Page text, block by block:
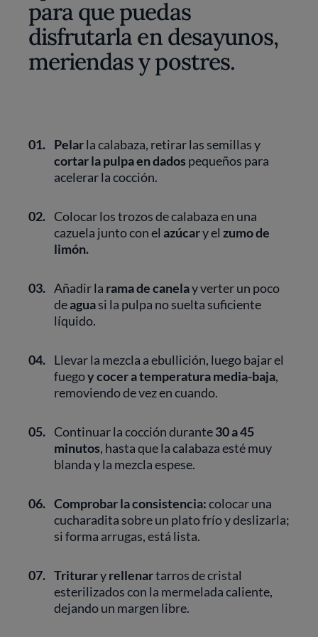
para que puedas
disfrutarla en desayunos,
meriendas y postres.
01. Pelarla calabaza, retirar las semillas y
cortar la pulpa en dados pequeños para
acelerar la cocción.
02. Colocar los trozos de calabaza en una
cazuela junto con el azúcary el zumo de
limón.
03. Añadir la rama de canelay verter un poco
deaguasi la pulpa no suelta suficiente
líquido.
04. Llevar la mezcla a ebullición, luego bajar el
fuegoy cocer a temperatura media-baja,
removiendo de vez en cuando.
05. Continuar la cocción durante30 a 45
minutos, hasta que la calabaza esté muy
blanda y la mezcla espese.
06. Comprobar la consistencia:colocar una
cucharadita sobre un plato frío y deslizarla;
si forma arrugas, está lista.
07. Trituraryrellenartarros de cristal
esterilizados con la mermelada caliente,
dejando un margen libre.